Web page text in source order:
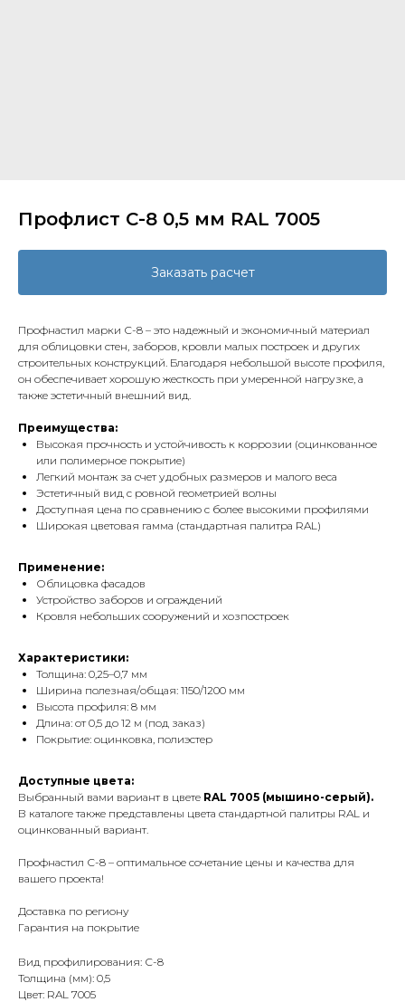
Профлист С-8 0,5 мм RAL 7005
Заказать расчет
Профнастил марки С-8 – это надежный и экономичный материал
для облицовки стен, заборов, кровли малых построек и других
строительных конструкций. Благодаря небольшой высоте профиля,
он обеспечивает хорошую жесткость при умеренной нагрузке, а
также эстетичный внешний вид.
Преимущества:
Высокая прочность и устойчивость к коррозии (оцинкованное
или полимерное покрытие)
Легкий монтаж за счет удобных размеров и малого веса
Эстетичный вид с ровной геометрией волны
Доступная цена по сравнению с более высокими профилями
Широкая цветовая гамма (стандартная палитра RAL)
Применение:
Облицовка фасадов
Устройство заборов и ограждений
Кровля небольших сооружений и хозпостроек
Характеристики:
Толщина: 0,25–0,7 мм
Ширина полезная/общая: 1150/1200 мм
Высота профиля: 8 мм
Длина: от 0,5 до 12 м (под заказ)
Покрытие: оцинковка, полиэстер
Доступные цвета:
Выбранный вами вариант в цвете RAL 7005 (мышино-серый).
В каталоге также представлены цвета стандартной палитры RAL и
оцинкованный вариант.
Профнастил С-8 – оптимальное сочетание цены и качества для
вашего проекта!
Доставка по региону
Гарантия на покрытие
Вид профилирования: С-8
Толщина (мм): 0,5
Цвет: RAL 7005